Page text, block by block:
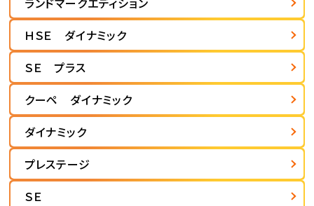
ＨＳＥ ダイナミック
ＳＥ プラス
クーペ ダイナミック
ダイナミック
プレステージ
ＳＥ